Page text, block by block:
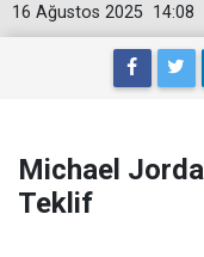
14:08
16 Ağustos 2025
Michael
Teklif